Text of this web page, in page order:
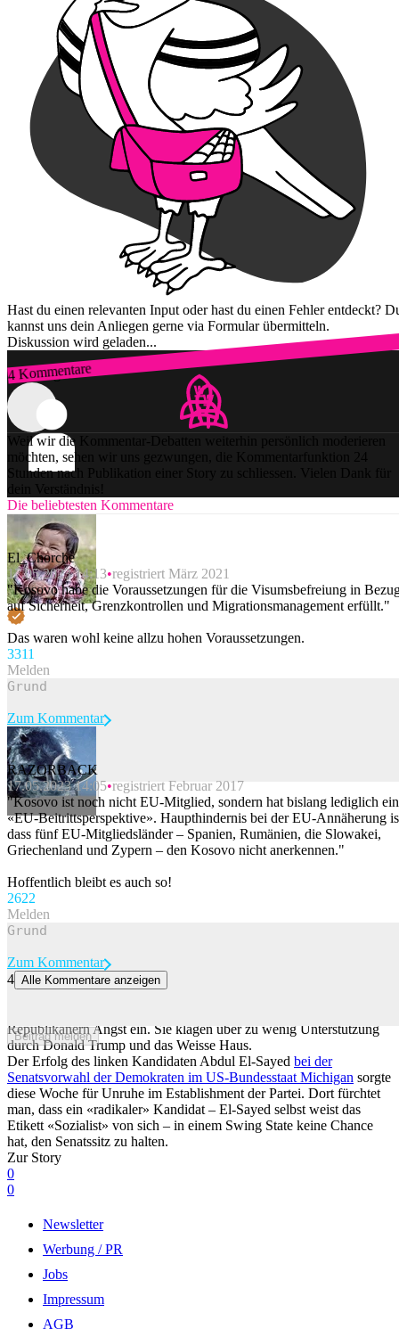
Hast du einen relevanten Input oder hast du einen Fehler entdeckt?
kannst uns dein Anliegen gerne via Formular übermitteln.
Diskussion wird geladen...
4 Kommentare
Zum Login
Weil wir die Kommentar-Debatten weiterhin persönlich moderieren
möchten, sehen wir uns gezwungen, die Kommentarfunktion 24
Stunden nach Publikation einer Story zu schliessen. Vielen Dank für
dein Verständnis!
Die beliebtesten Kommentare
El_Chorche
17.05.2023 14:13 registriert März 2021
"Kosovo habe die Voraussetzungen für die Visumsbefreiung in
auf Sicherheit, Grenzkontrollen und Migrationsmanagement erfüllt."
Das waren wohl keine allzu hohen Voraussetzungen.
3311
Melden
Beitrag melden
Zum Kommentar
RAZORBACK
17.05.2023 14:05 registriert Februar 2017
"Kosovo ist noch nicht EU-Mitglied, sondern hat bislang lediglich
«EU-Beitrittsperspektive». Haupthindernis bei der EU-Annäherung
dass fünf EU-Mitgliedsländer – Spanien, Rumänien, die Slowakei,
Griechenland und Zypern – den Kosovo nicht anerkennen."
Hoffentlich bleibt es auch so!
2622
Melden
Beitrag melden
Zum Kommentar
4 Alle Kommentare anzeigen
Republikanern Angst ein. Sie klagen über zu wenig Unterstützung
durch Donald Trump und das Weisse Haus.
Der Erfolg des linken Kandidaten Abdul El-Sayed bei der
Senatsvorwahl der Demokraten im US-Bundesstaat Michigan sorgte
diese Woche für Unruhe im Establishment der Partei. Dort fürchtet
man, dass ein «radikaler» Kandidat – El-Sayed selbst weist das
Etikett «Sozialist» von sich – in einem Swing State keine Chance
hat, den Senatssitz zu halten.
Zur Story
0
0
Newsletter
Werbung / PR
Jobs
Impressum
AGB